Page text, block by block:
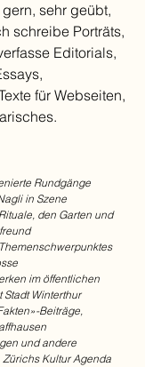
sehr geübt,
schreibe Porträts,
Editorials,
für Webseiten,
Rundgänge
in Szene
den Garten und
im öffentlichen
Stadt Winterthur
Beiträge,
und andere
Kultur Agenda